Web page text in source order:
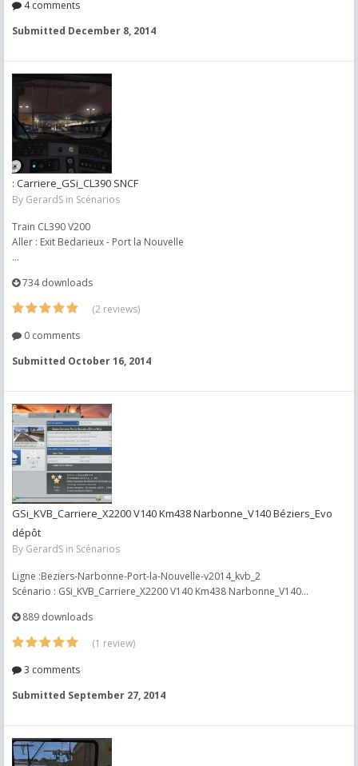
4 comments
Submitted December 8, 2014
: Carriere_GSi_CL390 SNCF
By GerardS in Scénarios
Train CL390 V200
Aller : Exit Bedarieux - Port la Nouvelle
...
734 downloads
(2 reviews)
0 comments
Submitted October 16, 2014
GSi_KVB_Carriere_X2200 V140 Km438 Narbonne_V140 Béziers_Evo
dépôt
By GerardS in Scénarios
Ligne :Beziers-Narbonne-Port-la-Nouvelle-v2014_kvb_2
Scénario : GSi_KVB_Carriere_X2200 V140 Km438 Narbonne_V140...
889 downloads
(1 review)
3 comments
Submitted September 27, 2014